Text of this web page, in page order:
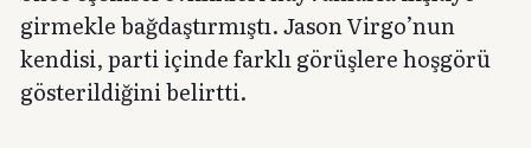
girmekle bağdaştırmıştı. Jason Virgo’nun
kendisi, parti içinde farklı görüşlere hoşgörü
gösterildiğini belirtti.